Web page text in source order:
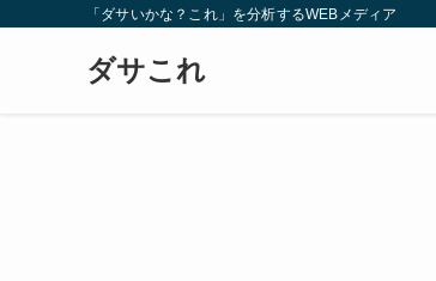
「ダサいかな？これ」を分析するWEBメディア
ダサこれ